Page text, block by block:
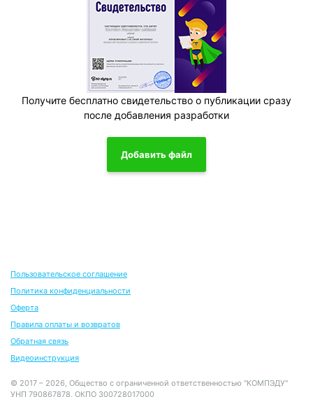
Получите бесплатно свидетельство о публикации сразу
после добавления разработки
Добавить файл
Пользовательское соглашение
Политика конфиденциальности
Оферта
Правила оплаты и возвратов
Обратная связь
Видеоинструкция
© 2017 – 2026, Общество с ограниченной ответственностью "КОМПЭДУ"
УНП 790867878, ОКПО 300728017000